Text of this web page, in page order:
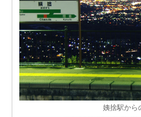
姨捨駅から